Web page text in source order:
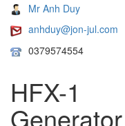
Mr Anh Duy
anhduy@jon-jul.com
0379574554
HFX-